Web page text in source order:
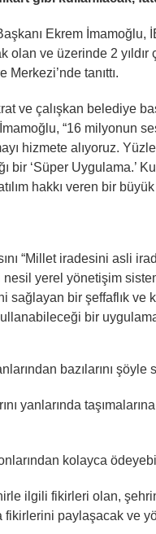
Ekrem İmamoğlu,
olan ve üzerinde 2 yıldır
Merkezi’nde tanıttı.
ve çalışkan belediye
“16 milyonun
hizmete alıyoruz.
bir ‘Süper Uygulama.’
hakkı veren bir
“Millet iradesini asli
yerel yönetişim
bir şeffaflık ve
bir
bazılarını şöyle
yanlarında
kolayca
ilgili fikirleri olan,
paylaşacak ve